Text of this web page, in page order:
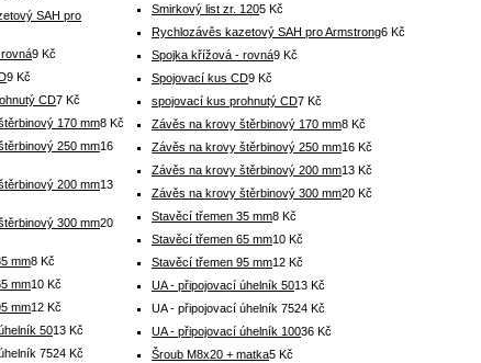
Smirkový list zr. 1205 Kč
Rychlozávěs kazetový SAH pro Armstrong6 Kč
Spojka křížová - rovná9 Kč
Spojovací kus CD9 Kč
spojovací kus prohnutý CD7 Kč
Závěs na krovy štěrbinový 170 mm8 Kč
Závěs na krovy štěrbinový 250 mm16 Kč
Závěs na krovy štěrbinový 200 mm13 Kč
Závěs na krovy štěrbinový 300 mm20 Kč
Stavěcí třemen 35 mm8 Kč
Stavěcí třemen 65 mm10 Kč
Stavěcí třemen 95 mm12 Kč
UA - připojovací úhelník 5013 Kč
UA - připojovací úhelník 7524 Kč
UA - připojovací úhelník 10036 Kč
Šroub M8x20 + matka5 Kč
SAH pro
9 Kč
9 Kč
CD7 Kč
170 mm8 Kč
250 mm16
200 mm13
300 mm20
mm8 Kč
mm10 Kč
mm12 Kč
5013 Kč
7524 Kč